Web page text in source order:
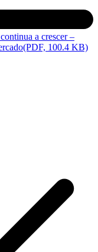
a crescer –
(PDF, 100.4 KB)